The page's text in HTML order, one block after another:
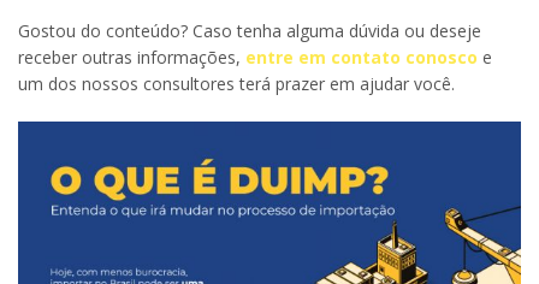
Gostou do conteúdo? Caso tenha alguma dúvida ou deseje
receber outras informações, entre em contato conosco e
um dos nossos consultores terá prazer em ajudar você.